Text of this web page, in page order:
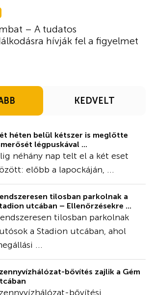
– A tudatos
hívják fel a figyelmet
KEDVELT
héten belül kétszer is meglőtte
légpuskával ...
néhány nap telt el a két eset
előbb a lapockáján, ...
tilosban parkolnak a
utcában – Ellenőrzésekre ...
tilosban parkolnak
a Stadion utcában, ahol
...
bővítés zajlik a Gém
bővítési